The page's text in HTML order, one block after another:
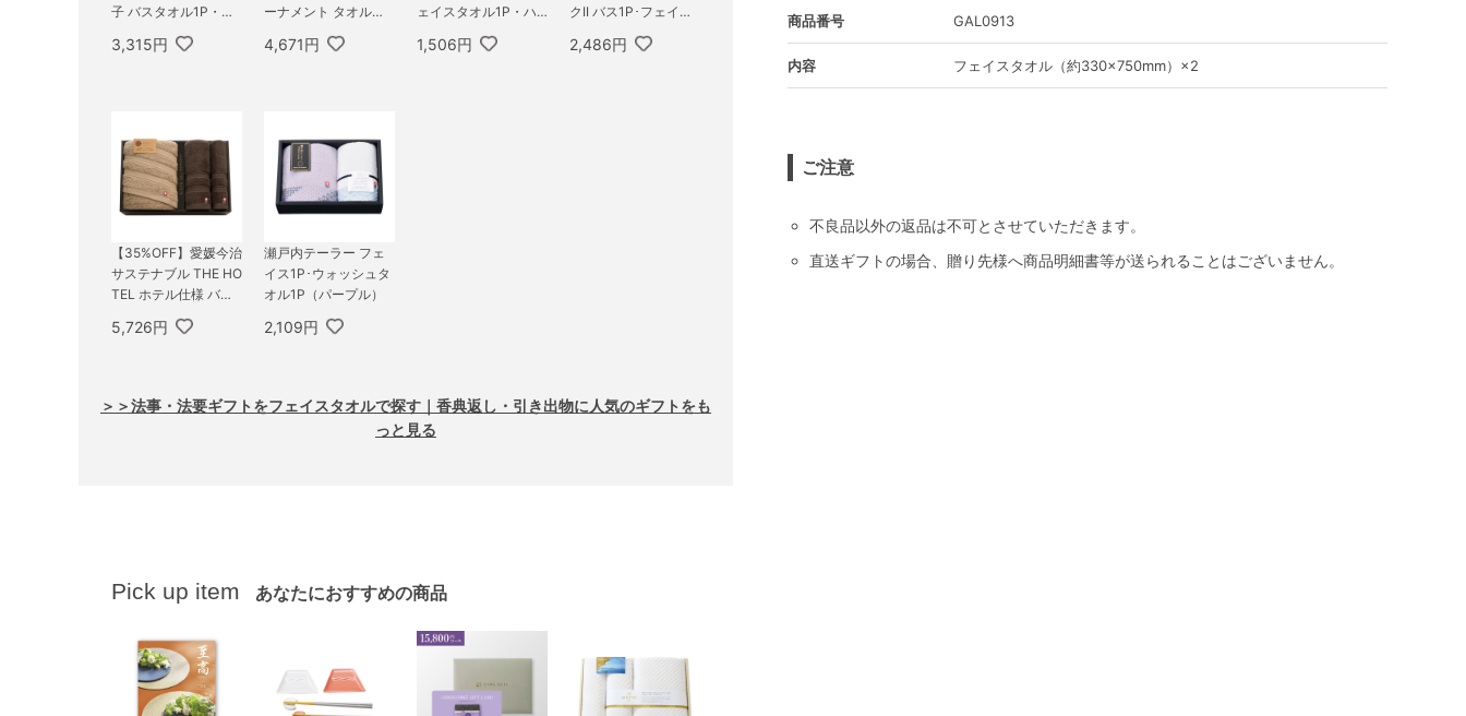
子 バスタオル1P・フ
ォッシュタオル1P
3,315円
ーナメント タオルセ
4,671円
ェイスタオル1P・ハ
1,506円
クII バス1P･フェイス
2,486円
【35%OFF】愛媛今治
サステナブル THE HO
TEL ホテル仕様 バス1
ストタオル1枚セット
5,726円
瀬戸内テーラー フェ
イス1P･ウォッシュタ
オル1P（パープル）
2,109円
＞＞法事・法要ギフトをフェイスタオルで探す｜香典返し・引き出物に人気のギフトをも
っと見る
Pick up item あなたにおすすめの商品
商品番号 GAL0913
内容 フェイスタオル（約330×750mm）×2
ご注意
不良品以外の返品は不可とさせていただきます。
直送ギフトの場合、贈り先様へ商品明細書等が送られることはございません。